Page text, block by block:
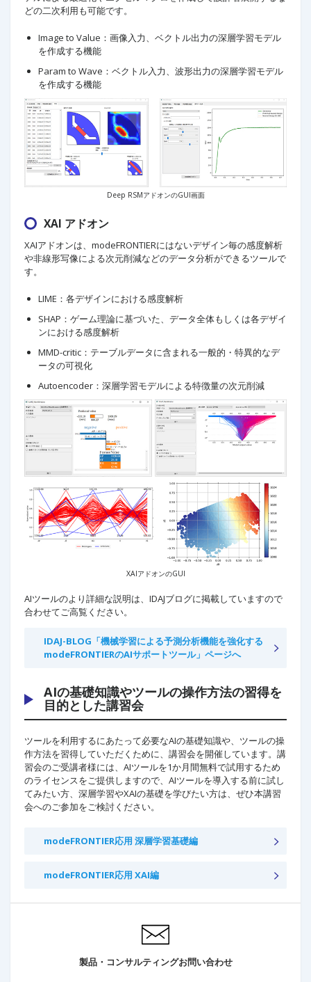
どの二次利用も可能です。
Image to Value：画像入力、ベクトル出力の深層学習モデル
を作成する機能
Param to Wave：ベクトル入力、波形出力の深層学習モデル
を作成する機能
Deep RSMアドオンのGUI画面
XAI アドオン
XAIアドオンは、modeFRONTIERにはないデザイン毎の感度解析
や非線形写像による次元削減などのデータ分析ができるツールで
す。
LIME：各デザインにおける感度解析
SHAP：ゲーム理論に基づいた、データ全体もしくは各デザイ
ンにおける感度解析
MMD-critic：テーブルデータに含まれる一般的・特異的なデ
ータの可視化
Autoencoder：深層学習モデルによる特徴量の次元削減
XAIアドオンのGUI
AIツールのより詳細な説明は、IDAJブログに掲載していますので
合わせてご高覧ください。
IDAJ-BLOG「機械学習による予測分析機能を強化する
modeFRONTIERのAIサポートツール」ページへ
AIの基礎知識やツールの操作方法の習得を
目的とした講習会
ツールを利用するにあたって必要なAIの基礎知識や、ツールの操
作方法を習得していただくために、講習会を開催しています。講
習会のご受講者様には、AIツールを1か月間無料で試用するため
のライセンスをご提供しますので、AIツールを導入する前に試し
てみたい方、深層学習やXAIの基礎を学びたい方は、ぜひ本講習
会へのご参加をご検討ください。
modeFRONTIER応用 深層学習基礎編
modeFRONTIER応用 XAI編
製品・コンサルティングお問い合わせ